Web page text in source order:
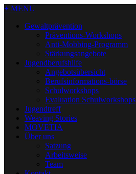
+ MENU
Gewaltprävention
Präventions-Workshops
Anti-Mobbing-Programm
Stärkungsangebote
Jugendberufshilfe
Angebotsübersicht
Berufsinformations-börse
Schulworkshops
Evaluation Schulworkshops
Jugendtreff
Weaving Stories
MOVETIA
Über uns
Satzung
Arbeitsweise
Team